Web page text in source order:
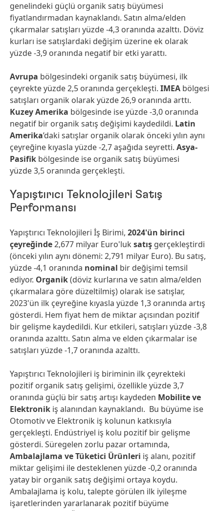
genelindeki güçlü organik satış büyümesi
fiyatlandırmadan kaynaklandı. Satın alma/elden
çıkarmalar satışları yüzde -4,3 oranında azalttı. Döviz
kurları ise satışlardaki değişim üzerine ek olarak
yüzde -3,9 oranında negatif bir etki yarattı.
Avrupa bölgesindeki organik satış büyümesi, ilk
çeyrekte yüzde 2,5 oranında gerçekleşti. IMEA bölgesi
satışları organik olarak yüzde 26,9 oranında arttı.
Kuzey Amerika bölgesinde ise yüzde -3,0 oranında
negatif bir organik satış değişimi kaydedildi. Latin
Amerika’daki satışlar organik olarak önceki yılın aynı
çeyreğine kıyasla yüzde -2,7 aşağıda seyretti. Asya-
Pasifik bölgesinde ise organik satış büyümesi
yüzde 3,5 oranında gerçekleşti.
Yapıştırıcı Teknolojileri Satış
Performansı
Yapıştırıcı Teknolojileri İş Birimi, 2024'ün birinci
çeyreğinde2,677 milyar Euro'luk satış gerçekleştirdi
(önceki yılın aynı dönemi: 2,791 milyar Euro). Bu satış,
yüzde -4,1 oranında nominal bir değişimi temsil
ediyor. Organik(döviz kurlarına ve satın alma/elden
çıkarmalara göre düzeltilmiş) olarak ise satışlar,
2023'ün ilk çeyreğine kıyasla yüzde 1,3 oranında artış
gösterdi. Hem fiyat hem de miktar açısından pozitif
bir gelişme kaydedildi. Kur etkileri, satışları yüzde -3,8
oranında azalttı. Satın alma ve elden çıkarmalar ise
satışları yüzde -1,7 oranında azalttı.
Yapıştırıcı Teknolojileri iş biriminin ilk çeyrekteki
pozitif organik satış gelişimi, özellikle yüzde 3,7
oranında güçlü bir satış artışı kaydeden Mobilite ve
Elektronik iş alanından kaynaklandı. Bu büyüme ise
Otomotiv ve Elektronik iş kolunun katkısıyla
gerçekleşti. Endüstriyel iş kolu pozitif bir gelişme
gösterdi. Süregelen zorlu pazar ortamında,
Ambalajlama ve Tüketici Ürünleri iş alanı, pozitif
miktar gelişimi ile desteklenen yüzde -0,2 oranında
yatay bir organik satış değişimi ortaya koydu.
Ambalajlama iş kolu, talepte görülen ilk iyileşme
işaretlerinden yararlanarak pozitif büyüme